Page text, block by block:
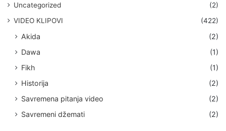
Uncategorized
(2)
VIDEO KLIPOVI
(422)
Akida
(2)
Dawa
(1)
Fikh
(1)
Historija
(2)
Savremena pitanja video
(2)
Savremeni džemati
(2)